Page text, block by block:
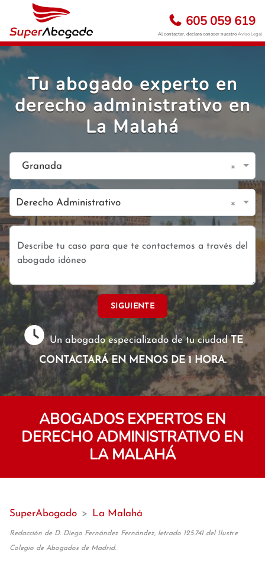
605 059 619
Al contactar, declara conocer nuestroAviso Legal
Tu abogado experto en
derecho administrativo en
La Malahá
Granada ×
Derecho Administrativo ×
SIGUIENTE
Un abogado especializado de tu ciudadTE
CONTACTARÁ EN MENOS DE 1 HORA.
ABOGADOS EXPERTOS EN
DERECHO ADMINISTRATIVO EN
LA MALAHÁ
SuperAbogado > La Malahá
Redacción de D. Diego Fernández Fernández, letrado 125.741 del Ilustre
Colegio de Abogados de Madrid.